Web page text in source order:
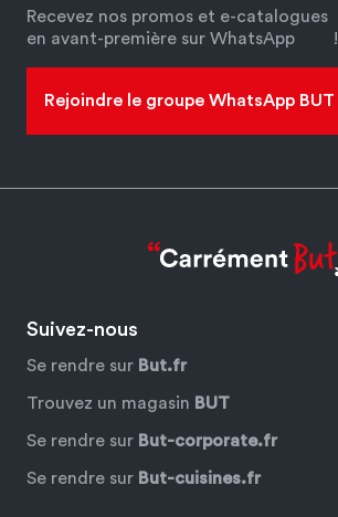
Recevez nos promos et e-catalogues
en avant-première sur WhatsApp
!
Rejoindre le groupe WhatsApp BUT
Suivez-nous
Se rendre sur But.fr
Trouvez un magasin BUT
Se rendre sur But-corporate.fr
Se rendre sur But-cuisines.fr